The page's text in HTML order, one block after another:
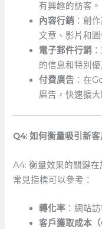
有興趣的訪客。
內容行銷 ：創
文章、影片和
電子郵件行銷
的信息和特別
付費廣告 ：在
廣告，快速擴大
Q4: ⁣如何衡量吸引新客
A4: 衡量效果的關鍵
常見指標可以參考：
轉化率 ：網站
客戶獲取成本（